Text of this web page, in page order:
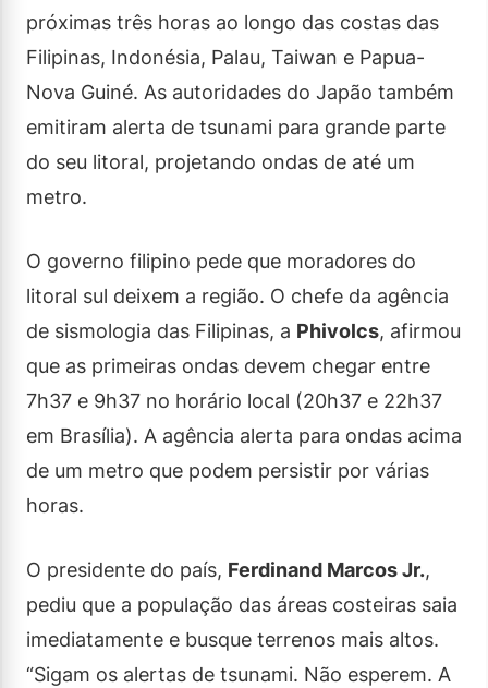
próximas três horas ao longo das costas das
Filipinas, Indonésia, Palau, Taiwan e Papua-
Nova Guiné. As autoridades do Japão também
emitiram alerta de tsunami para grande parte
do seu litoral, projetando ondas de até um
metro.
O governo filipino pede que moradores do
litoral sul deixem a região. O chefe da agência
de sismologia das Filipinas, a Phivolcs, afirmou
que as primeiras ondas devem chegar entre
7h37 e 9h37 no horário local (20h37 e 22h37
em Brasília). A agência alerta para ondas acima
de um metro que podem persistir por várias
horas.
O presidente do país, Ferdinand Marcos Jr.,
pediu que a população das áreas costeiras saia
imediatamente e busque terrenos mais altos.
“Sigam os alertas de tsunami. Não esperem. A